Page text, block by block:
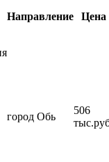
Направление Цена
город Обь
506